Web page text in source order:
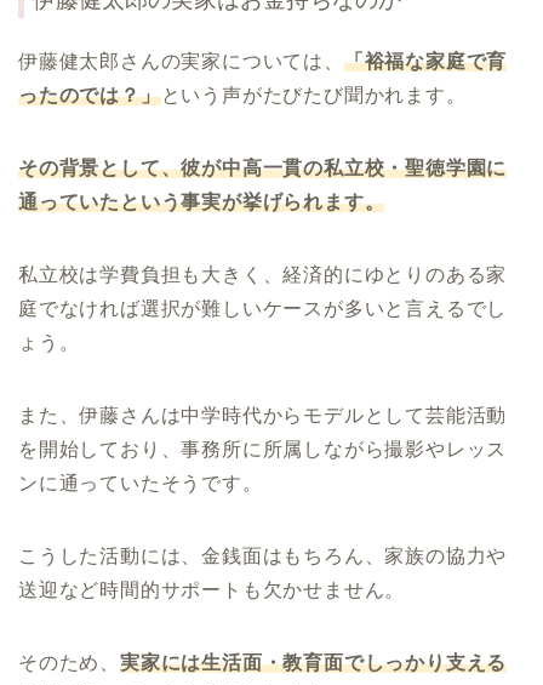
伊藤健太郎さんの実家については、 「裕福な家庭で育
ったのでは？」という声がたびたび聞かれます。
その背景として、彼が中高一貫の私立校・聖徳学園に
通っていたという事実が挙げられます。
私立校は学費負担も大きく、経済的にゆとりのある家
庭でなければ選択が難しいケースが多いと言えるでし
ょう。
また、伊藤さんは中学時代からモデルとして芸能活動
を開始しており、事務所に所属しながら撮影やレッス
ンに通っていたそうです。
こうした活動には、金銭面はもちろん、家族の協力や
送迎など時間的サポートも欠かせません。
そのため、 実家には生活面・教育面でしっかり支える